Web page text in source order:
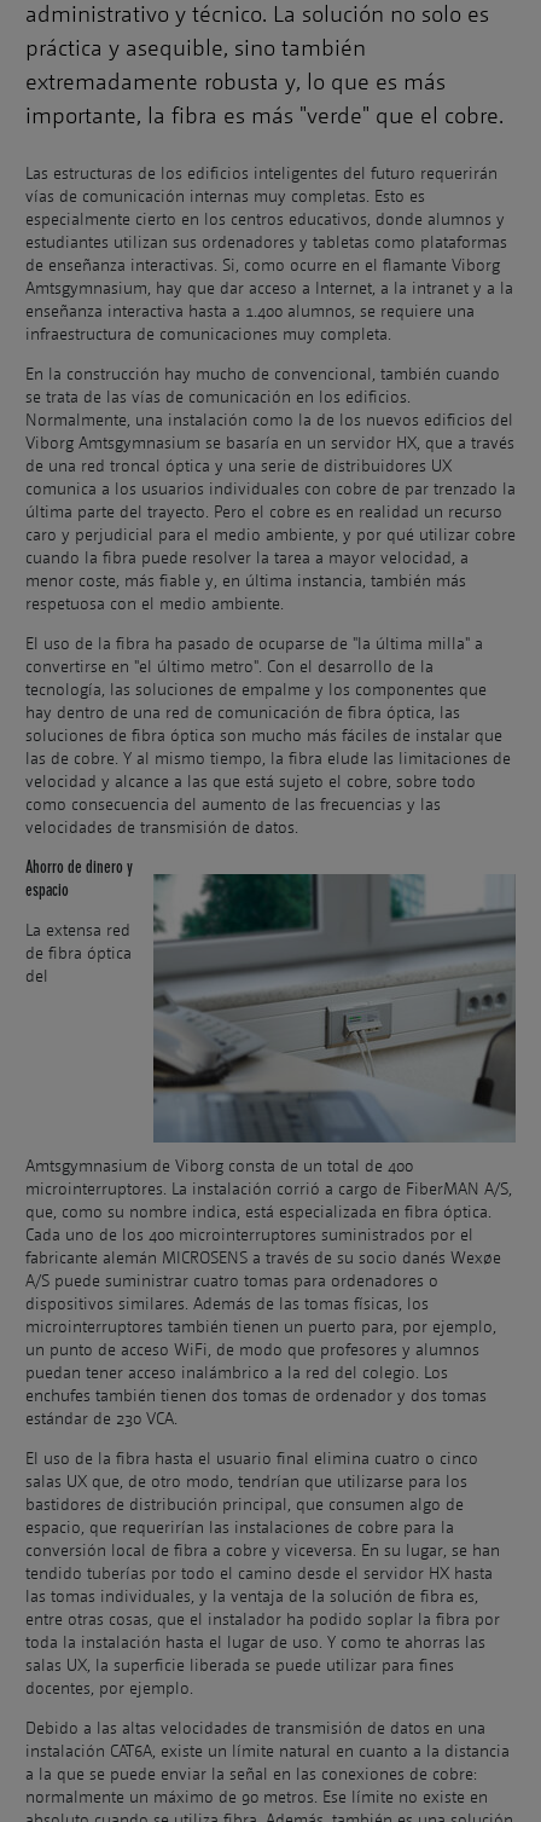
administrativo y técnico. La solución no solo es
práctica y asequible, sino también
extremadamente robusta y, lo que es más
importante, la fibra es más "verde" que el cobre.
Las estructuras de los edificios inteligentes del futuro requerirán
vías de comunicación internas muy completas. Esto es
especialmente cierto en los centros educativos, donde alumnos y
estudiantes utilizan sus ordenadores y tabletas como plataformas
de enseñanza interactivas. Si, como ocurre en el flamante Viborg
Amtsgymnasium, hay que dar acceso a Internet, a la intranet y a la
enseñanza interactiva hasta a 1.400 alumnos, se requiere una
infraestructura de comunicaciones muy completa.
En la construcción hay mucho de convencional, también cuando
se trata de las vías de comunicación en los edificios.
Normalmente, una instalación como la de los nuevos edificios del
Viborg Amtsgymnasium se basaría en un servidor HX, que a través
de una red troncal óptica y una serie de distribuidores UX
comunica a los usuarios individuales con cobre de par trenzado la
última parte del trayecto. Pero el cobre es en realidad un recurso
caro y perjudicial para el medio ambiente, y por qué utilizar cobre
cuando la fibra puede resolver la tarea a mayor velocidad, a
menor coste, más fiable y, en última instancia, también más
respetuosa con el medio ambiente.
El uso de la fibra ha pasado de ocuparse de "la última milla" a
convertirse en "el último metro". Con el desarrollo de la
tecnología, las soluciones de empalme y los componentes que
hay dentro de una red de comunicación de fibra óptica, las
soluciones de fibra óptica son mucho más fáciles de instalar que
las de cobre. Y al mismo tiempo, la fibra elude las limitaciones de
velocidad y alcance a las que está sujeto el cobre, sobre todo
como consecuencia del aumento de las frecuencias y las
velocidades de transmisión de datos.
Ahorro de dinero y
espacio
La extensa red
de fibra óptica
del
Amtsgymnasium de Viborg consta de un total de 400
microinterruptores. La instalación corrió a cargo de FiberMAN A/S,
que, como su nombre indica, está especializada en fibra óptica.
Cada uno de los 400 microinterruptores suministrados por el
fabricante alemán MICROSENS a través de su socio danés Wexøe
A/S puede suministrar cuatro tomas para ordenadores o
dispositivos similares. Además de las tomas físicas, los
microinterruptores también tienen un puerto para, por ejemplo,
un punto de acceso WiFi, de modo que profesores y alumnos
puedan tener acceso inalámbrico a la red del colegio. Los
enchufes también tienen dos tomas de ordenador y dos tomas
estándar de 230 VCA.
El uso de la fibra hasta el usuario final elimina cuatro o cinco
salas UX que, de otro modo, tendrían que utilizarse para los
bastidores de distribución principal, que consumen algo de
espacio, que requerirían las instalaciones de cobre para la
conversión local de fibra a cobre y viceversa. En su lugar, se han
tendido tuberías por todo el camino desde el servidor HX hasta
las tomas individuales, y la ventaja de la solución de fibra es,
entre otras cosas, que el instalador ha podido soplar la fibra por
toda la instalación hasta el lugar de uso. Y como te ahorras las
salas UX, la superficie liberada se puede utilizar para fines
docentes, por ejemplo.
Debido a las altas velocidades de transmisión de datos en una
instalación CAT6A, existe un límite natural en cuanto a la distancia
a la que se puede enviar la señal en las conexiones de cobre:
normalmente un máximo de 90 metros. Ese límite no existe en